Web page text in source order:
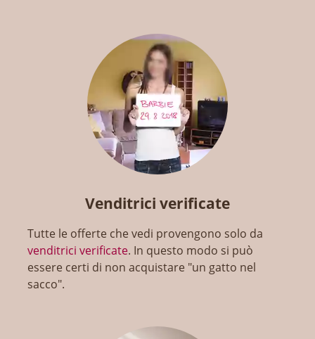
Venditrici verificate
Tutte le offerte che vedi provengono solo da
venditrici verificate. In questo modo si può
essere certi di non acquistare "un gatto nel
sacco".